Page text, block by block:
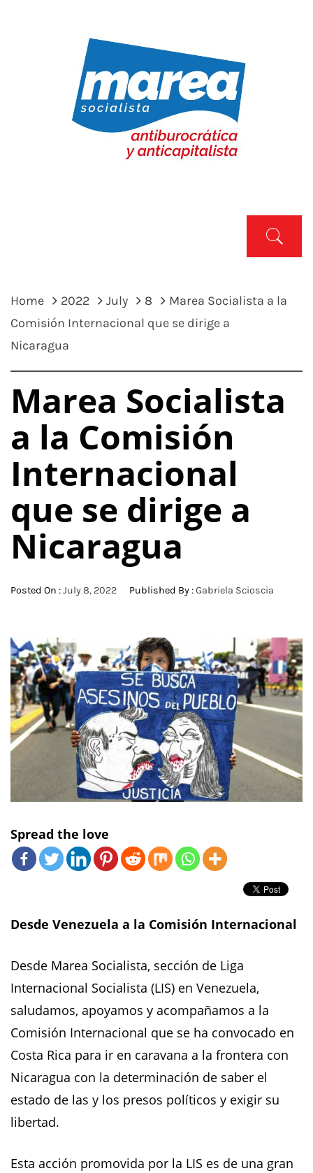
MAREA SOCIALISTA
Home 2022 July 8
Marea Socialista a la
Comisión Internacional que se dirige a
Nicaragua
Marea Socialista
a la Comisión
Internacional
que se dirige a
Nicaragua
Posted On :July 8, 2022 Published By :Gabriela Scioscia
Spread the love
Desde Venezuela a la Comisión Internacional
Desde Marea Socialista, sección de Liga
Internacional Socialista (LIS) en Venezuela,
saludamos, apoyamos y acompañamos a la
Comisión Internacional que se ha convocado en
Costa Rica para ir en caravana a la frontera con
Nicaragua con la determinación de saber el
estado de las y los presos políticos y exigir su
libertad.
Esta acción promovida por la LIS es de una gran